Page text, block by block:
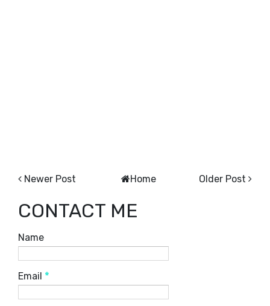
Newer Post Older Post
Home
CONTACT ME
Name
Email *